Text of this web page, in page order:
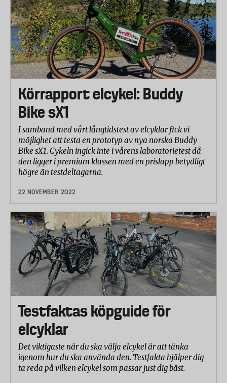
Körrapport elcykel: Buddy
Bike sX1
I samband med vårt långtidstest av elcyklar fick vi
möjlighet att testa en prototyp av nya norska Buddy
Bike sX1. Cykeln ingick inte i vårens laboratorietest då
den ligger i premium klassen med en prislapp betydligt
högre än testdeltagarna.
22 NOVEMBER 2022
Testfaktas köpguide för
elcyklar
Det viktigaste när du ska välja elcykel är att tänka
igenom hur du ska använda den. Testfakta hjälper dig
ta reda på vilken elcykel som passar just dig bäst.